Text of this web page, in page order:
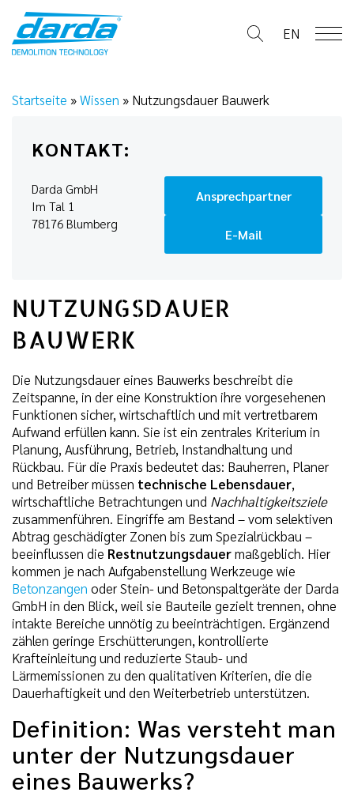
content
EN
Startseite »Wissen » Nutzungsdauer Bauwerk
KONTAKT:
Darda GmbH
Im Tal 1
78176 Blumberg
Ansprechpartner
E-Mail
NUTZUNGSDAUER
BAUWERK
Die Nutzungsdauer eines Bauwerks beschreibt die
Zeitspanne, in der eine Konstruktion ihre vorgesehenen
Funktionen sicher, wirtschaftlich und mit vertretbarem
Aufwand erfüllen kann. Sie ist ein zentrales Kriterium in
Planung, Ausführung, Betrieb, Instandhaltung und
Rückbau. Für die Praxis bedeutet das: Bauherren, Planer
und Betreiber müssen technische Lebensdauer,
wirtschaftliche Betrachtungen und Nachhaltigkeitsziele
zusammenführen. Eingriffe am Bestand – vom selektiven
Abtrag geschädigter Zonen bis zum Spezialrückbau –
beeinflussen die Restnutzungsdauermaßgeblich. Hier
kommen je nach Aufgabenstellung Werkzeuge wie
Betonzangen oder Stein- und Betonspaltgeräte der Darda
GmbH in den Blick, weil sie Bauteile gezielt trennen, ohne
intakte Bereiche unnötig zu beeinträchtigen. Ergänzend
zählen geringe Erschütterungen, kontrollierte
Krafteinleitung und reduzierte Staub- und
Lärmemissionen zu den qualitativen Kriterien, die die
Dauerhaftigkeit und den Weiterbetrieb unterstützen.
Definition: Was versteht man
unter der Nutzungsdauer
eines Bauwerks?